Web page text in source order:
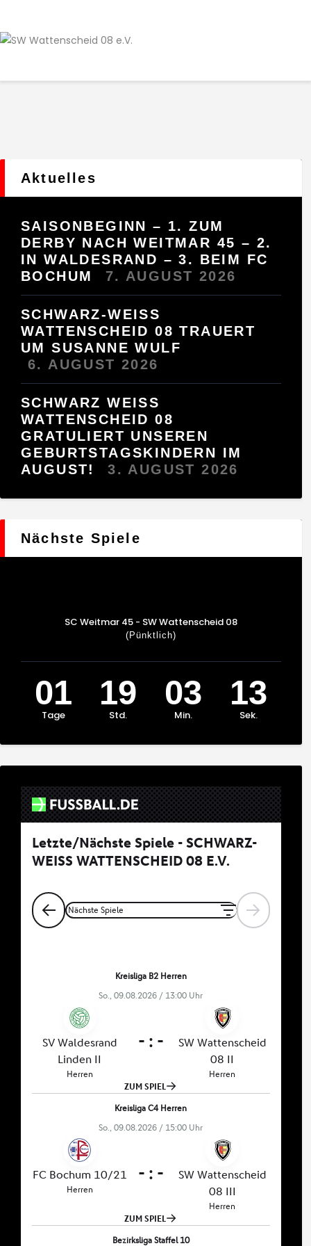
Leitbild
Verein
Kontakt
Datenschutz / Impressum
Aktuelles
SAISONBEGINN – 1. ZUM
DERBY NACH WEITMAR 45 – 2.
IN WALDESRAND – 3. BEIM FC
BOCHUM
7. AUGUST 2026
SCHWARZ-WEISS
WATTENSCHEID 08 TRAUERT
UM SUSANNE WULF
6. AUGUST 2026
SCHWARZ WEISS W
ATTENSCHEID 08 G
RATULIERT UNSEREN G
EBURTSTAGSKINDERN IM A
UGUST!
3. AUGUST 2026
Nächste Spiele
SC Weitmar 45 - SW Wattenscheid 08
(Pünktlich)
01
Tage
19
Std.
03
Min.
13
Sek.